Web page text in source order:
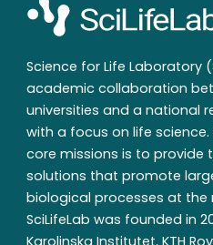
Science for Life Laboratory
academic collaboration
universities and a national
with a focus on life science.
core missions is to provide
solutions that promote
biological processes at the
SciLifeLab was founded in
Karolinska Institutet, KTH